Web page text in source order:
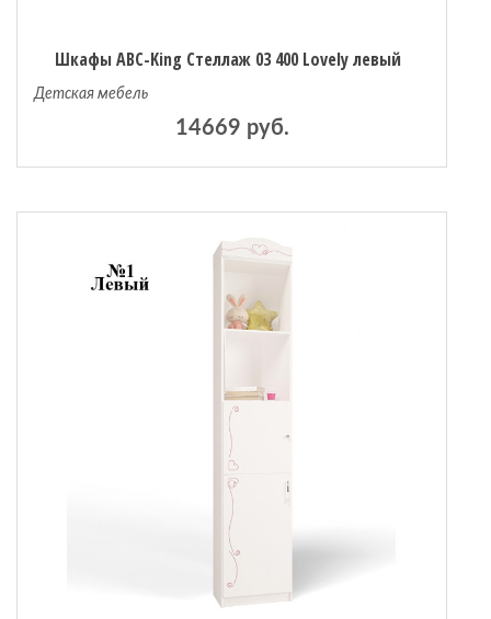
Шкафы ABC-King Стеллаж 03 400 Lovely левый
Детская мебель
14669 руб.